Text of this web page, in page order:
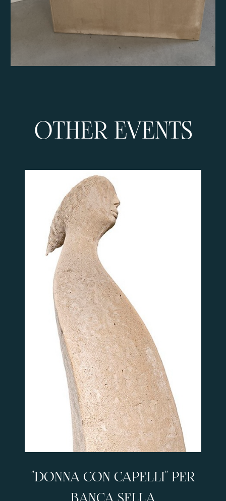
OTHER EVENTS
"DONNA CON CAPELLI" PER